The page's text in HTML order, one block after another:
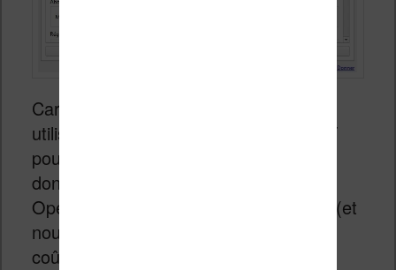
Car, vous allez voir, vous aller devoir
utiliser l’outil de traduction de ChatGPT
pour que cela fonctionne. Il vous faut
donc récupérer une clé API de chez
OpenAI que vous devez renseigner ici (et
nous verrons plus loin combien cela
coûte).